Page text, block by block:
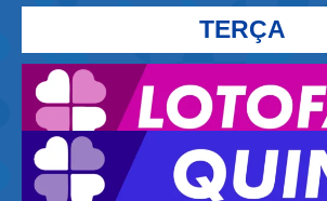
TERÇA